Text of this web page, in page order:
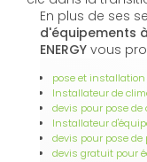
En plus de ses
d'équipements
ENERGY vous
pose et
Installateur de
devis pour pose
Installateur
devis pour pose
devis gratuit pour